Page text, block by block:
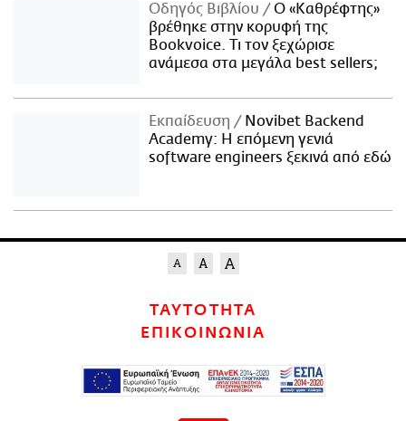
Οδηγός Βιβλίου
Ο «Καθρέφτης»
βρέθηκε στην κορυφή της
Bookvoice. Τι τον ξεχώρισε
ανάμεσα στα μεγάλα best sellers;
Εκπαίδευση
Novibet Backend
Academy: Η επόμενη γενιά
software engineers ξεκινά από εδώ
ΤΑΥΤΟΤΗΤΑ
ΕΠΙΚΟΙΝΩΝΙΑ